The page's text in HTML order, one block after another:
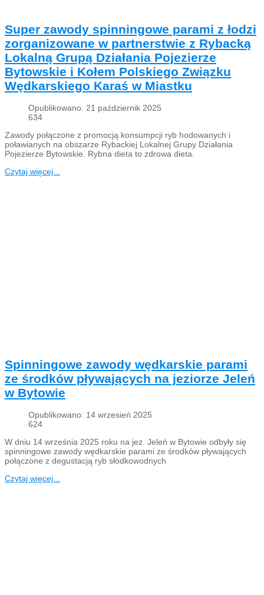
Super zawody spinningowe parami z łodzi
zorganizowane w partnerstwie z Rybacką
Lokalną Grupą Działania Pojezierze
Bytowskie i Kołem Polskiego Związku
Wędkarskiego Karaś w Miastku
Opublikowano: 21 październik 2025
634
Zawody połączone z promocją konsumpcji ryb hodowanych i
poławianych na obszarze Rybackiej Lokalnej Grupy Działania
Pojezierze Bytowskie. Rybna dieta to zdrowa dieta.
Czytaj więcej...
Spinningowe zawody wędkarskie parami
ze środków pływających na jeziorze Jeleń
w Bytowie
Opublikowano: 14 wrzesień 2025
624
W dniu 14 września 2025 roku na jez. Jeleń w Bytowie odbyły się
spinningowe zawody wędkarskie parami ze środków pływających
połączone z degustacją ryb słodkowodnych
Czytaj więcej...